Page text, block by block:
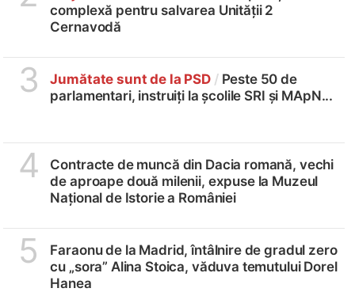
complexă pentru salvarea Unității 2
Cernavodă
3 Jumătate sunt de la PSD / Peste 50 de
parlamentari, instruiți la școlile SRI și MApN...
4
Contracte de muncă din Dacia romană, vechi
de aproape două milenii, expuse la Muzeul
Național de Istorie a României
5
Faraonu de la Madrid, întâlnire de gradul zero
cu „sora” Alina Stoica, văduva temutului Dorel
Hanea